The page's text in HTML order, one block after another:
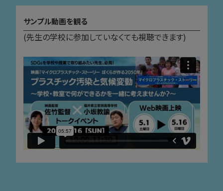
サンプル動画を観る
(先生の学校に参加していなくても視聴できます)